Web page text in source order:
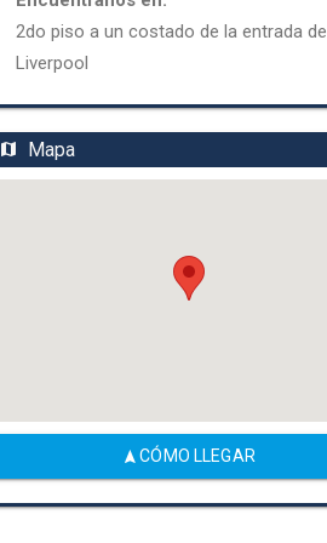
2do piso a un costado de la entrada de
Liverpool
Mapa
CÓMO LLEGAR